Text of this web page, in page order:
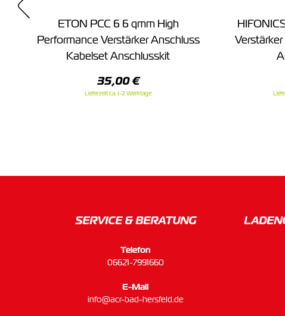
ETON PCC 6 6 qmm High
Performance Verstärker Anschluss
Kabelset Anschlusskit
35,00 €
Lieferzeit ca. 1-2 Werktage
SERVICE & BERATUNG
Telefon
06621-7991660
E-Mail
info@acr-bad-hersfeld.de